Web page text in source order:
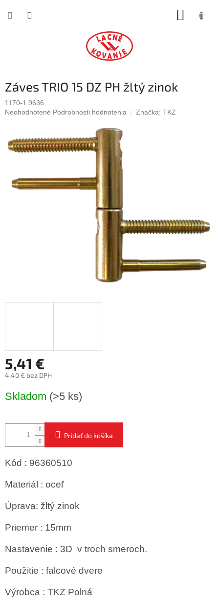
Záves TRIO 15 DZ PH žltý zinok
1170-1 9636
Priemerné
je
0,0
hviezdičiek.
Neohodnotené Podrobnosti hodnotenia Značka: TKZ
5,41 €
4,40 € bez DPH
cena:
Skladom (>5 ks)
Pridať do košíka
Kód : 96360510
Materiál : oceľ
Úprava: žltý zinok
Priemer : 15mm
Nastavenie : 3D v troch smeroch.
Použitie : falcové dvere
Výrobca : TKZ Polná